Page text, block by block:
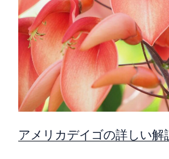
アメリカデイゴの詳しい解